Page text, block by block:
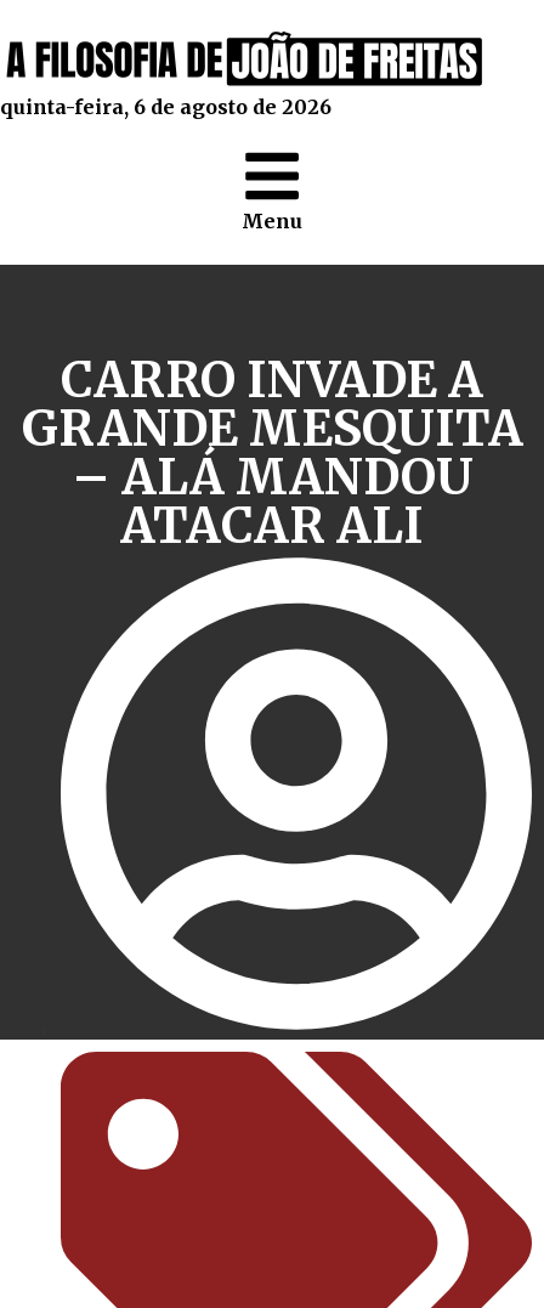
quinta-feira, 6 de agosto de 2026
Menu
CARRO INVADE A
GRANDE MESQUITA
– ALÁ MANDOU
ATACAR ALI
Por João de Freitas